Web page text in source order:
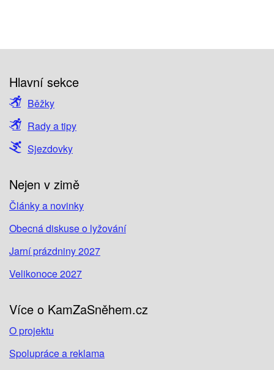
Hlavní sekce
Běžky
Rady a tipy
Sjezdovky
Nejen v zimě
Články a novinky
Obecná diskuse o lyžování
Jarní prázdniny 2027
Velikonoce 2027
Více o KamZaSněhem.cz
O projektu
Spolupráce a reklama